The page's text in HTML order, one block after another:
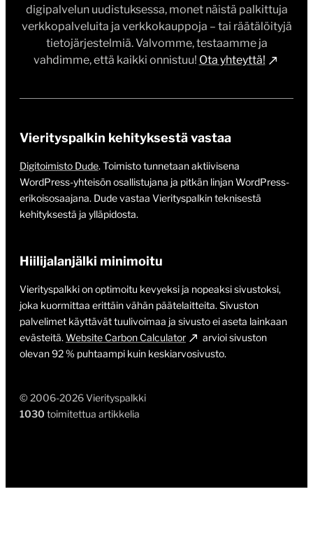
digipalvelun uudistuksessa, monet näistä palkittuja
verkkopalveluita ja verkkokauppoja – tai räätälöityjä
tietojärjestelmiä. Valvomme, testaamme ja
vahdimme, että kaikki onnistuu! Ota yhteyttä!
© 2006-2026 Vierityspalkki
1030 toimitettua artikkelia
Vierityspalkin kehityksestä vastaa
Digitoimisto Dude. Toimisto tunnetaan aktiivisena
WordPress-yhteisön osallistujana ja pitkän linjan WordPress-
erikoisosaajana. Dude vastaa Vierityspalkin teknisestä
kehityksestä ja ylläpidosta.
Hiilijalanjälki minimoitu
Vierityspalkki on optimoitu kevyeksi ja nopeaksi sivustoksi,
joka kuormittaa erittäin vähän päätelaitteita. Sivuston
palvelimet käyttävät tuulivoimaa ja sivusto ei aseta lainkaan
evästeitä. Website Carbon Calculator
arvioi sivuston
olevan 92 % puhtaampi kuin keskiarvosivusto.